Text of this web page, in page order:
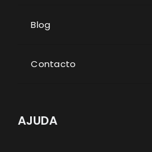
Blog
Contacto
AJUDA